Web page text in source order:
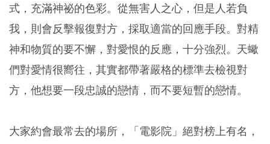
式，充滿神祕的色彩。從無害人之心，但是人若負
我，則會反擊報復對方，採取適當的回應手段。對精
神和物質的要不懈，對愛恨的反應，十分強烈。天蠍
們對愛情很嚮往，其實都帶著嚴格的標準去檢視對
方，他想要一段忠誠的戀情，而不要短暫的戀情。
大家約會最常去的場所，「電影院」絕對榜上有名，